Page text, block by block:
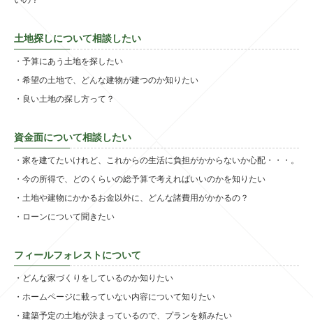
土地探しについて相談したい
・予算にあう土地を探したい
・希望の土地で、どんな建物が建つのか知りたい
・良い土地の探し方って？
資金面について相談したい
・家を建てたいけれど、これからの生活に負担がかからないか心配・・・。
・今の所得で、どのくらいの総予算で考えればいいのかを知りたい
・土地や建物にかかるお金以外に、どんな諸費用がかかるの？
・ローンについて聞きたい
フィールフォレストについて
・どんな家づくりをしているのか知りたい
・ホームページに載っていない内容について知りたい
・建築予定の土地が決まっているので、プランを頼みたい